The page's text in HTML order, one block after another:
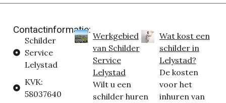
Contactinformatie:
Schilder
Service
Lelystad
KVK:
58037640
Werkgebied
van Schilder
Service
Lelystad
Wilt u een
schilder huren
Wat kost een
schilder in
Lelystad?
De kosten
voor het
inhuren van